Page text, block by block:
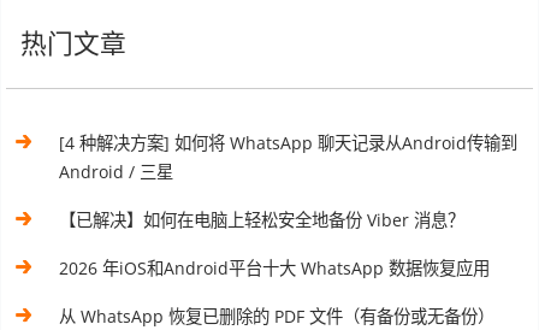
热门文章
[4 种解决方案] 如何将 WhatsApp 聊天记录从Android传输到
Android / 三星
【已解决】如何在电脑上轻松安全地备份 Viber 消息？
2026 年iOS和Android平台十大 WhatsApp 数据恢复应用
从 WhatsApp 恢复已删除的 PDF 文件（有备份或无备份）